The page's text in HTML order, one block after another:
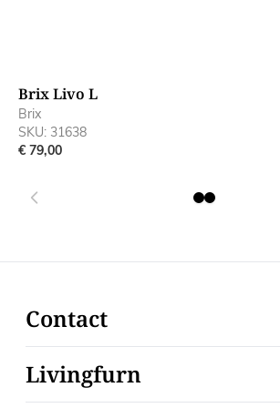
Brix Livo L
Brix
SKU: 31638
€ 79,00
Contact
Livingfurn